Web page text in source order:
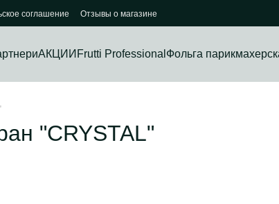
соглашение Отзывы о магазине
АКЦИИ Frutti Professional Фольга
"CRYSTAL"